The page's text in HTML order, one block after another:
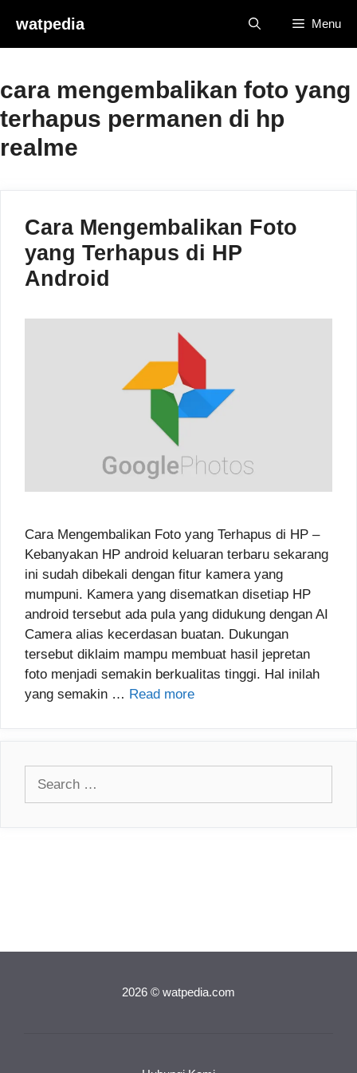
content
watpedia Menu
cara mengembalikan foto yang
terhapus permanen di hp
realme
Cara Mengembalikan Foto
yang Terhapus di HP
Android
Cara Mengembalikan Foto yang Terhapus di HP –
Kebanyakan HP android keluaran terbaru sekarang
ini sudah dibekali dengan fitur kamera yang
mumpuni. Kamera yang disematkan disetiap HP
android tersebut ada pula yang didukung dengan AI
Camera alias kecerdasan buatan. Dukungan
tersebut diklaim mampu membuat hasil jepretan
foto menjadi semakin berkualitas tinggi. Hal inilah
yang semakin … Read more
2026 © watpedia.com